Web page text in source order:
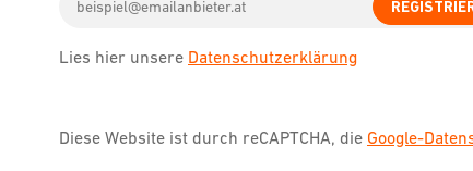
address
Lies hier unsere Datenschutzerklärung
Diese Website ist durch reCAPTCHA, die Google-